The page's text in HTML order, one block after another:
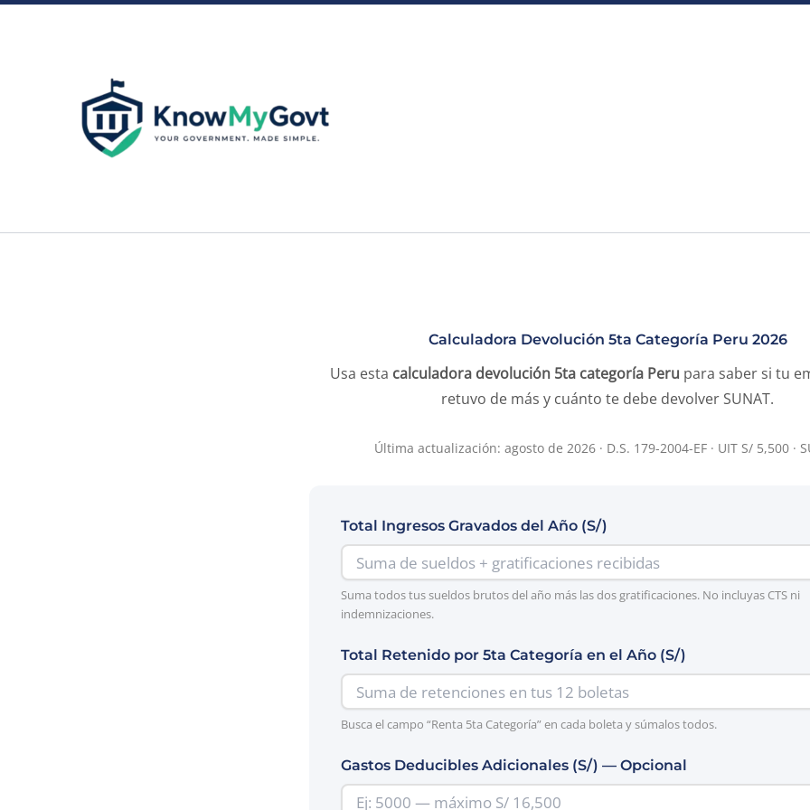
Calculadora Devolución 5ta Categoría Peru 2026
Usa esta calculadora devolución 5ta categoría Peru para saber si tu
retuvo de más y cuánto te debe devolver SUNAT.
Última actualización: agosto de 2026 · D.S. 179-2004-EF · UIT S/ 5,500 ·
Total Ingresos Gravados del Año (S/)
Suma todos tus sueldos brutos del año más las dos gratificaciones. No incluyas CTS ni
indemnizaciones.
Total Retenido por 5ta Categoría en el Año (S/)
Busca el campo “Renta 5ta Categoría” en cada boleta y súmalos todos.
Gastos Deducibles Adicionales (S/) — Opcional